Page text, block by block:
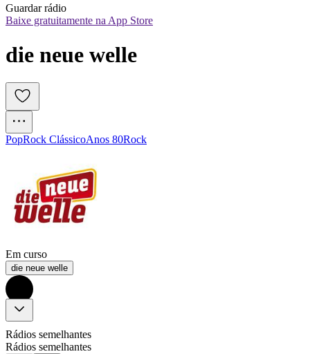
Guardar rádio
Baixe gratuitamente na App Store
die neue welle
PopRock ClássicoAnos 80Rock
Em curso
die neue welle
Rádios semelhantes
Rádios semelhantes